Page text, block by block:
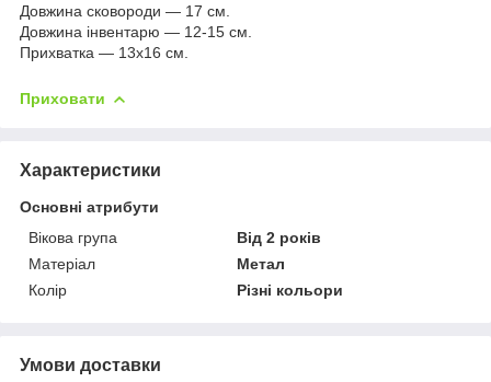
Довжина сковороди — 17 см.
Довжина інвентарю — 12-15 см.
Прихватка — 13х16 см.
Приховати
Характеристики
Основні атрибути
Вікова група
Від 2 років
Матеріал
Метал
Колір
Різні кольори
Умови доставки